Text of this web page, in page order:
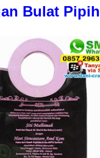
Bulat Pipih